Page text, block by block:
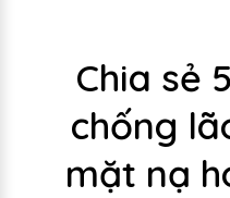
Chia sẻ
chống
mặt nạ